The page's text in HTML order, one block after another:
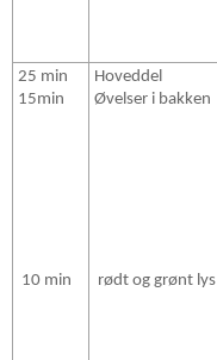
25 min
15min
10 min
Hoveddel
Øvelser i bakken
rødt og grønt lys